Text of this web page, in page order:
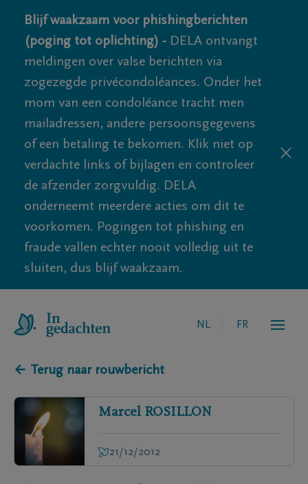
Blijf waakzaam voor phishingberichten
(poging tot oplichting) - DELA ontvangt
meldingen over valse berichten via
zogezegde privécondoléances. Onder het
mom van een condoléance tracht men
mailadressen, andere persoonsgegevens
of een betaling te bekomen. Klik niet op
verdachte links of bijlagen en controleer
de afzender zorgvuldig. DELA
onderneemt meerdere acties om dit te
voorkomen. Pogingen tot phishing en
fraude vallen echter nooit volledig uit te
sluiten, dus blijf waakzaam.
NL FR
← Terug naar rouwbericht
Marcel ROSILLON
21/12/2012